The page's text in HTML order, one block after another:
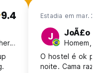
9.4
Grupo somente de mulheres, 18-24, Portugal
Estadia em mar.
J JoÃ£o
Homem,
O hostel é ok
noite. Cama